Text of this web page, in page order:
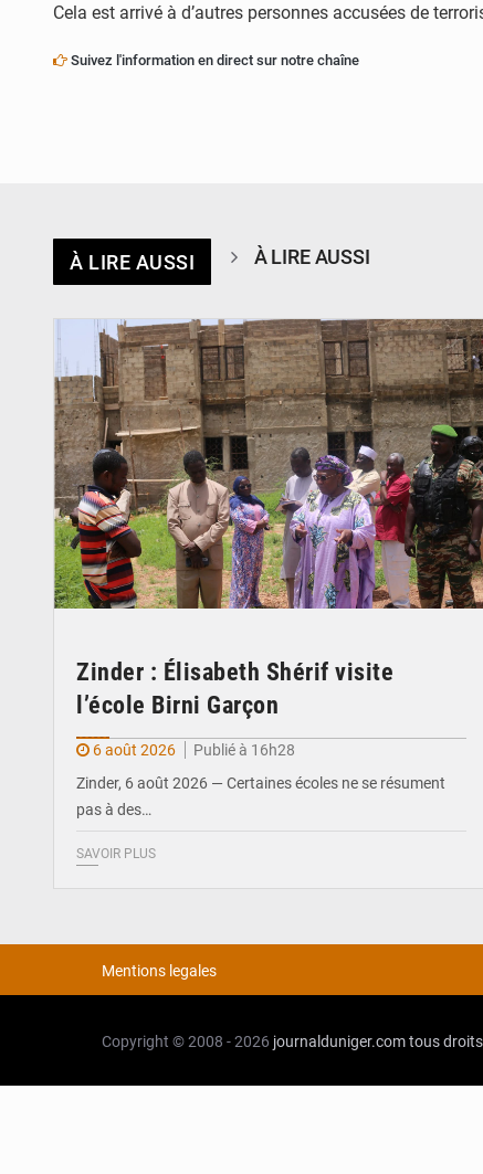
Cela est arrivé à d’autres personnes accusées de
Suivez l'information en direct sur notre chaîne
À LIRE AUSSI À LIRE AUSSI
Zinder : Élisabeth Shérif visite
l’école Birni Garçon
6 août 2026
Publié à 16h28
Zinder, 6 août 2026 — Certaines écoles ne se résument
pas à des…
SAVOIR PLUS
Mentions legales
Copyright © 2008 - 2026 journalduniger.comtous